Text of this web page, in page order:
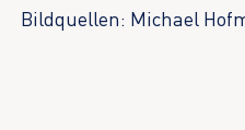
Bildquellen: Michael